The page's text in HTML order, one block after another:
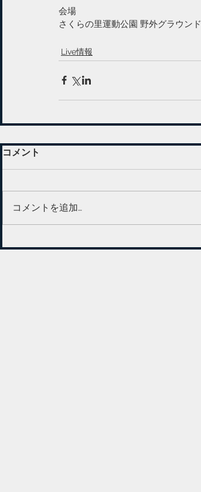
会場
さくらの里運動公園 野外グラウンド
Live情報
コメント
コメントを追加…